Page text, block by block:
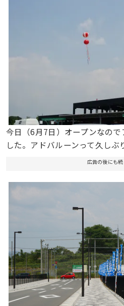
今日（6月7日）オープンなの
した。アドバルーンって久しぶ
広告の後にも